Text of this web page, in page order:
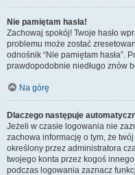
Nie pamiętam hasła!
Zachowaj spokój! Twoje hasło
problemu może zostać
odnośnik “Nie pamiętam hasła”.
prawdopodobnie niedługo znów
Na górę
Dlaczego następuje
Jeżeli w czasie logowania nie
zachowa informację o tym, że
określony przez administratora
twojego konta przez kogoś
podczas logowania zaznacz